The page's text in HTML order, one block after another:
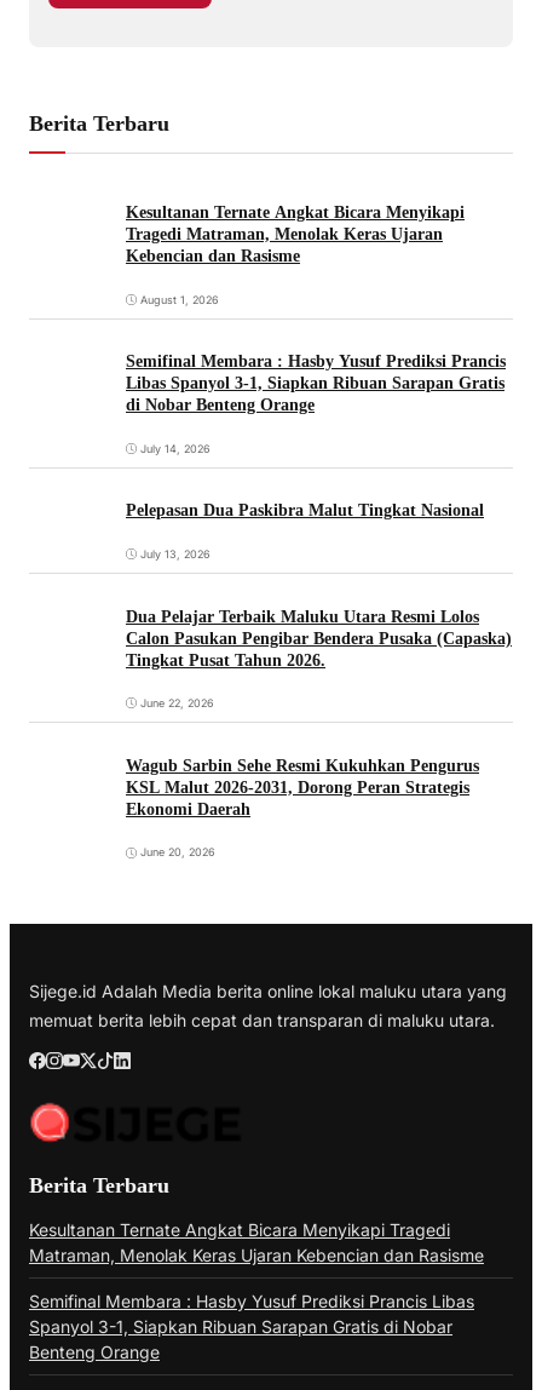
Berita Terbaru
Kesultanan Ternate Angkat Bicara Menyikapi
Tragedi Matraman, Menolak Keras Ujaran
Kebencian dan Rasisme
August 1, 2026
Semifinal Membara : Hasby Yusuf Prediksi Prancis
Libas Spanyol 3-1, Siapkan Ribuan Sarapan Gratis
di Nobar Benteng Orange
July 14, 2026
Pelepasan Dua Paskibra Malut Tingkat Nasional
July 13, 2026
Dua Pelajar Terbaik Maluku Utara Resmi Lolos
Calon Pasukan Pengibar Bendera Pusaka (Capaska)
Tingkat Pusat Tahun 2026.
June 22, 2026
Wagub Sarbin Sehe Resmi Kukuhkan Pengurus
KSL Malut 2026-2031, Dorong Peran Strategis
Ekonomi Daerah
June 20, 2026
Sijege.id Adalah Media berita online lokal maluku utara yang
memuat berita lebih cepat dan transparan di maluku utara.
Berita Terbaru
Kesultanan Ternate Angkat Bicara Menyikapi Tragedi
Matraman, Menolak Keras Ujaran Kebencian dan Rasisme
Semifinal Membara : Hasby Yusuf Prediksi Prancis Libas
Spanyol 3-1, Siapkan Ribuan Sarapan Gratis di Nobar
Benteng Orange